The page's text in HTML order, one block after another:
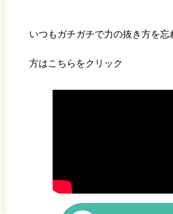
いつもガチガチで力の抜き方を忘
方はこちらをクリック